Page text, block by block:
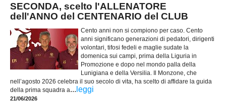
SECONDA, scelto l'ALLENATORE
dell'ANNO del CENTENARIO del CLUB
Cento anni non si compiono per caso. Cento
anni significano generazioni di pedatori, dirigenti
volontari, tifosi fedeli e maglie sudate la
domenica sui campi, prima della Liguria in
Promozione e dopo nel mondo palla della
Lunigiana e della Versilia. Il Monzone, che
nell’agosto 2026 celebra il suo secolo di vita, ha scelto di affidare la guida
della prima squadra a... leggi
21/06/2026